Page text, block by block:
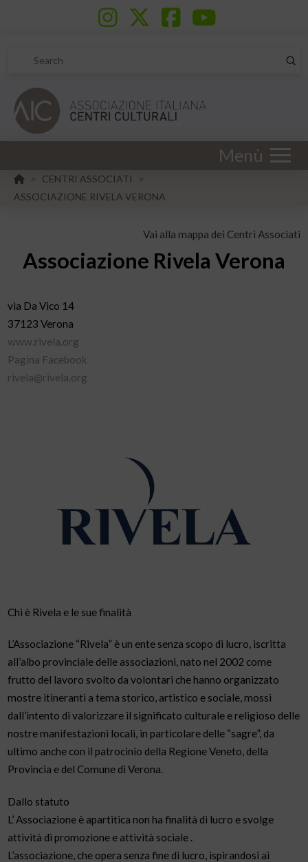
Search
Menù
HOME
> CENTRI ASSOCIATI
>
ASSOCIAZIONE RIVELA VERONA
Vai alla mappa dei Centri Associati
Associazione Rivela Verona
via Da Vico 14
37123 Verona
www.rivela.org
Pagina Facebook
rivela@rivela.org
Chi è Rivela e le sue finalità
L’Associazione “Rivela” è un ente senza scopo di lucro, iscritta
all’albo provinciale delle associazioni, nato nel 2002 come
frutto del lavoro svolto da volontari che hanno organizzato
mostre itineranti a tema storico, artistico e sociale, mossi
dall’intento di valorizzare il significato culturale e religioso delle
nostre manifestazioni locali, in particolare delle “sagre”, da
ultimo anche con il patrocinio della Regione Veneto, della
Provincia e del Comune di Verona.
Dallo statuto
L’ Associazione è apartitica non ha finalità di lucro e svolge
attività di promozione e attività sociale .
L’associazione, che opera senza fine di lucro, ispirandosi ai